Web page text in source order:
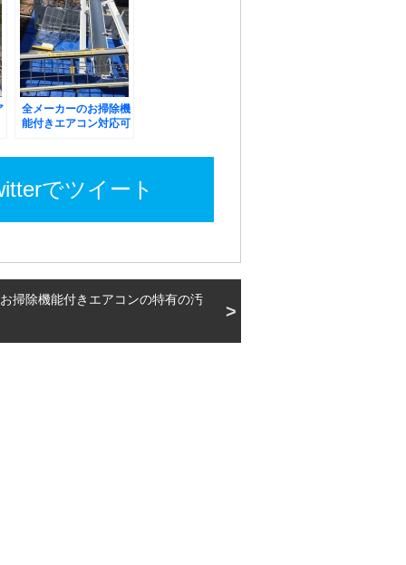
全メーカーのお掃除機
能付きエアコン対応可
でツイート
掃除機能付きエアコンの特有の汚